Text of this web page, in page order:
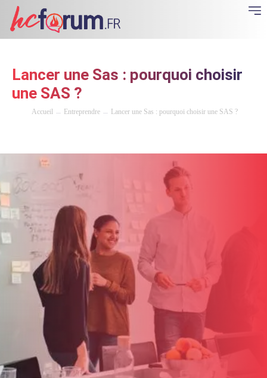
Lancer une Sas : pourquoi choisir
une SAS ?
Accueil Entreprendre Lancer une Sas : pourquoi choisir une SAS ?